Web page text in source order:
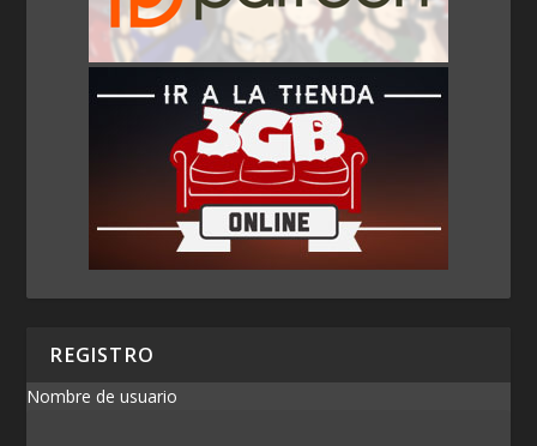
REGISTRO
Nombre de usuario